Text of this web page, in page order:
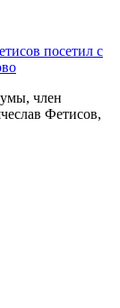
посетил с
член
Фетисов,